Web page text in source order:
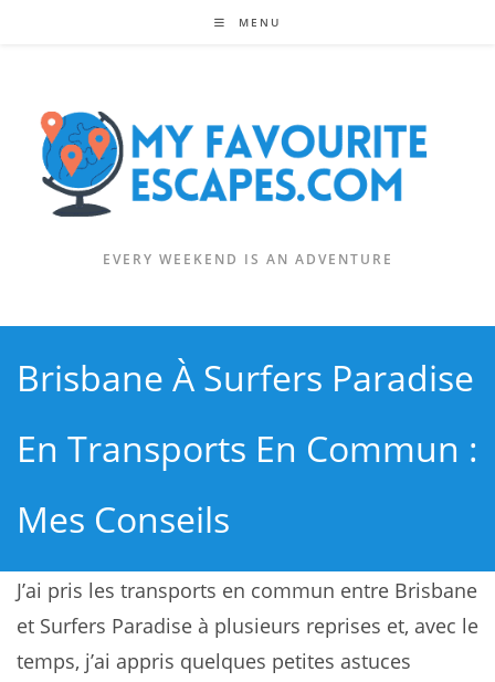
MENU
EVERY WEEKEND IS AN ADVENTURE
Brisbane À Surfers Paradise
En Transports En Commun :
Mes Conseils
J’ai pris les transports en commun entre Brisbane
et Surfers Paradise à plusieurs reprises et, avec le
temps, j’ai appris quelques petites astuces